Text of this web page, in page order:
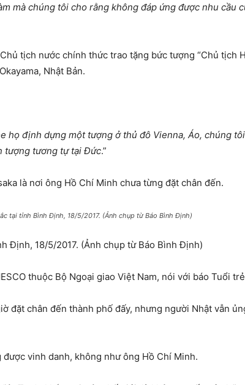
mà chúng tôi cho rằng không đáp ứng được nhu cầu
tịch nước chính thức trao tặng bức tượng “Chủ tịch
Nhật Bản.
họ định dựng một tượng ở thủ đô Vienna, Áo, chúng
tượng tương tự tại Đức.”
là nơi ông Hồ Chí Minh chưa từng đặt chân đến.
tại tỉnh Bình Định, 18/5/2017. (Ảnh chụp từ Báo Bình Định)
Định, 18/5/2017. (Ảnh chụp từ Báo Bình Định)
thuộc Bộ Ngoại giao Việt Nam, nói với báo Tuổi
đặt chân đến thành phố đấy, nhưng người Nhật vẫn
vinh danh, không như ông Hồ Chí Minh.